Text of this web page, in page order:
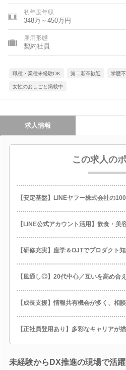
初年度年収
348万～450万円
雇用形態
契約社員
職種・業種未経験OK 第二新卒歓迎 学歴
女性のおしごと掲載中
求人情報
この求人の
【安定基盤】LINEヤフー株式会社の
【LINE公式アカウント活用】飲食・美
【研修充実】座学＆OJTでプロダクト
【風通し◎】20代中心／互いを高め合
【成長支援】情報共有機会が多く、相
【正社員登用あり】多彩なキャリアが
未経験からDX推進の現場で活